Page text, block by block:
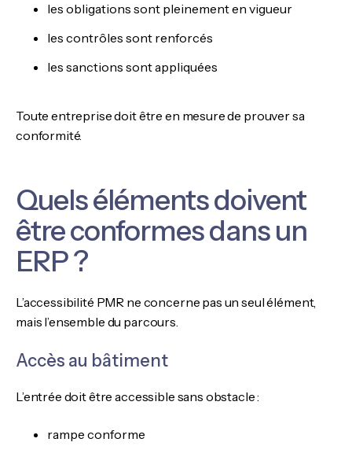
les obligations sont pleinement en vigueur
les contrôles sont renforcés
les sanctions sont appliquées
Toute entreprise doit être en mesure de prouver sa
conformité.
Quels éléments doivent
être conformes dans un
ERP ?
L’accessibilité PMR ne concerne pas un seul élément,
mais l’ensemble du parcours.
Accès au bâtiment
L’entrée doit être accessible sans obstacle :
rampe conforme